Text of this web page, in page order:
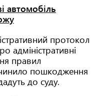
автомобіль
протокол
адміністративні
правил
пошкодження
до суду.